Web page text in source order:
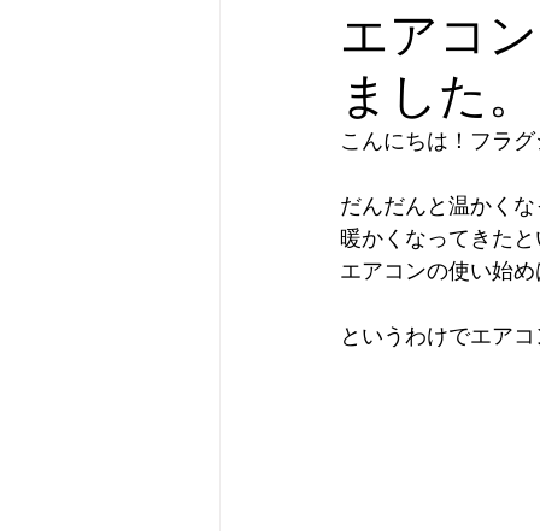
パナソニック補聴器
エアコ
ました。
こんにちは！フラ
だんだんと温かく
暖かくなってきた
エアコンの使い始
というわけでエア